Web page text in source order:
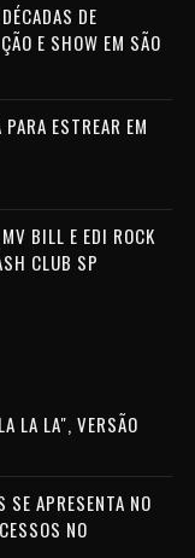
DE
E SHOW EM SÃO
ESTREAR EM
BILL E EDI ROCK
CLUB SP
LA LA", VERSÃO
SE APRESENTA NO
NO